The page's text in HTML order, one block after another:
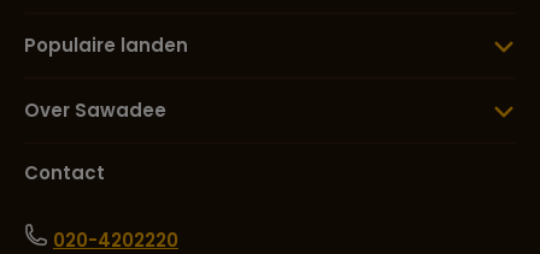
Populaire landen
Over Sawadee
Contact
020-4202220